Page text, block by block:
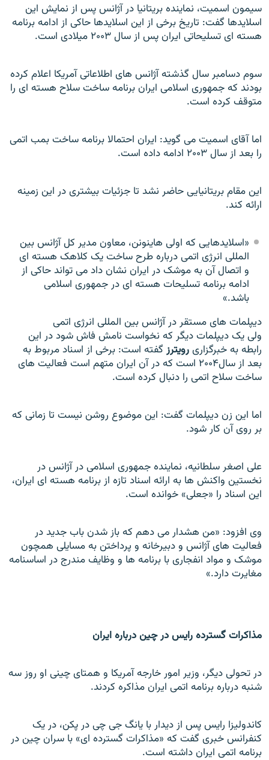
سیمون اسمیت، نماینده بریتانیا در آژانس پس از نمایش این
اسلایدها گفت: تاریخ برخی از این اسلایدها حاکی از ادامه برنامه
هسته ای تسلیحاتی ایران پس از سال۲۰۰۳ میلادی است.
سوم دسامبر سال گذشته آژانس های اطلاعاتی آمریکا اعلام کرده
بودند که جمهوری اسلامی ایران برنامه ساخت سلاح هسته ای را
متوقف کرده است.
اما آقای اسمیت می گوید: ایران احتمالا برنامه ساخت بمب اتمی
را بعد از سال۲۰۰۳ ادامه داده است.
این مقام بریتانیایی حاضر نشد تا جزئیات بیشتری در این زمینه
ارائه کند.
«اسلایدهایی که اولی هاینونن، معاون مدیر کل آژانس بین
المللی انرژی اتمی درباره طرح ساخت یک کلاهک هسته ای
و اتصال آن به موشک در ایران نشان داد می تواند حاکی از
ادامه برنامه تسلیحات هسته ای در جمهوری اسلامی
باشد.»
دیپلمات های مستقر در آژانس بین المللی انرژی اتمی
ولی یک دیپلمات دیگر که نخواست نامش فاش شود در این
رابطه به خبرگزاریرویترز گفته است: برخی از اسناد مربوط به
بعد از سال۲۰۰۴ است که در آن ایران متهم است فعالیت های
ساخت سلاح اتمی را دنبال کرده است.
اما این زن دیپلمات گفت: این موضوع روشن نیست تا زمانی که
بر روی آن کار شود.
علی اصغر سلطانیه، نماینده جمهوری اسلامی در آژانس در
نخستین واکنش ها به ارائه اسناد تازه از برنامه هسته ای ایران،
این اسناد را «جعلی» خوانده است.
وی افزود: «من هشدار می دهم که باز شدن باب جديد در
فعاليت های آژانس و دبيرخانه و پرداختن به مسايلی همچون
موشک و مواد انفجاری با برنامه ها و وظايف مندرج در اساسنامه
مغايرت دارد.»
مذاکرات گسترده رایس در چین درباره ایران
در تحولی دیگر، وزیر امور خارجه آمریکا و همتای چینی او روز سه
شنبه درباره برنامه اتمی ایران مذاکره کردند.
کاندولیزا رایس پس از دیدار با یانگ جی چی در پکن، در یک
کنفرانس خبری گفت که «مذاکرات گسترده ای» با سران چین در
برنامه اتمی ایران داشته است.